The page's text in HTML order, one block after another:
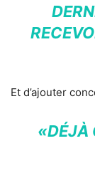
Et d’ajouter
«DÉJÀ